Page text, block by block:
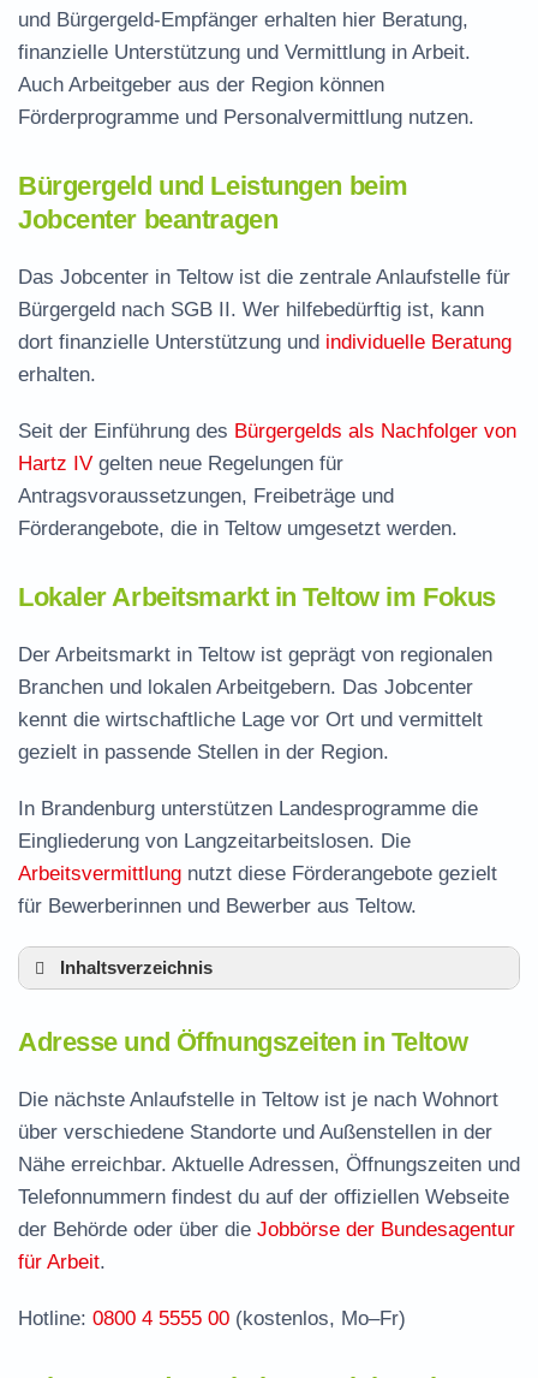
und Bürgergeld-Empfänger erhalten hier Beratung,
finanzielle Unterstützung und Vermittlung in Arbeit.
Auch Arbeitgeber aus der Region können
Förderprogramme und Personalvermittlung nutzen.
Bürgergeld und Leistungen beim
Jobcenter beantragen
Das Jobcenter in Teltow ist die zentrale Anlaufstelle für
Bürgergeld nach SGB II. Wer hilfebedürftig ist, kann
dort finanzielle Unterstützung und individuelle Beratung
erhalten.
Seit der Einführung des Bürgergelds als Nachfolger von
Hartz IV gelten neue Regelungen für
Antragsvoraussetzungen, Freibeträge und
Förderangebote, die in Teltow umgesetzt werden.
Lokaler Arbeitsmarkt in Teltow im Fokus
Der Arbeitsmarkt in Teltow ist geprägt von regionalen
Branchen und lokalen Arbeitgebern. Das Jobcenter
kennt die wirtschaftliche Lage vor Ort und vermittelt
gezielt in passende Stellen in der Region.
In Brandenburg unterstützen Landesprogramme die
Eingliederung von Langzeitarbeitslosen. Die
Arbeitsvermittlung nutzt diese Förderangebote gezielt
für Bewerberinnen und Bewerber aus Teltow.
Inhaltsverzeichnis
Leistungen der Arbeitsvermittlung in Teltow
Termin vereinbaren und Bürgergeld beantragen
Jobcenter Potsdam-Mittelmark – zuständige
Stelle
Stellenangebote und Jobbörse in Teltow
Häufige Fragen rund ums Jobcenter
Adresse und Öffnungszeiten in Teltow
Die nächste Anlaufstelle in Teltow ist je nach Wohnort
über verschiedene Standorte und Außenstellen in der
Nähe erreichbar. Aktuelle Adressen, Öffnungszeiten und
Telefonnummern findest du auf der offiziellen Webseite
der Behörde oder über die Jobbörse der Bundesagentur
für Arbeit.
Hotline: 0800 4 5555 00 (kostenlos, Mo–Fr)